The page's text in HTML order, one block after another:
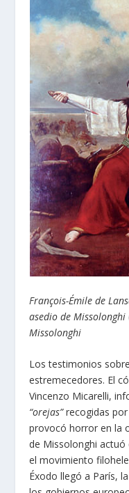
François-Émile de
asedio de Missolonghi
Missolonghi
Los testimonios
estremecedores. El
Vincenzo Micarelli,
“orejas”recogidas
provocó horror en la
de Missolonghi
el movimiento
Éxodo llegó a París,